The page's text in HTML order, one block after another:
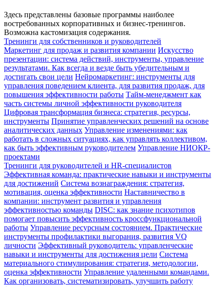
Здесь представлены базовые программы наиболее
востребованных корпоративных и бизнес-тренингов.
Возможна кастомизация содержания.
Тренинги для собственников и руководителей
Маркетинг для продаж и развития компании Искусство
презентации: система действий, инструменты, управление
результатами. Как всегда и везде быть убедительным и
достигать свои цели Нейромаркетинг: инструменты для
управления поведением клиента, для развития продаж, для
повышения эффективности работы Тайм-менеджмент как
часть системы личной эффективности руководителя
Цифровая трансформация бизнеса: стратегия, ресурсы,
инструменты Принятие управленческих решений на основе
аналитических данных Управление изменениями: как
работать в сложных ситуациях, как управлять коллективом,
как быть эффективным руководителем Управление НИОКР-
проектами
Тренинги для руководителей и HR-специалистов
Эффективная команда: практические навыки и инструменты
для достижений Система вознаграждения: стратегия,
мотивация, оценка эффективности Наставничество в
компании: инструмент развития и управления
эффективностью команды DISC: как знание психотипов
помогает повысить эффективность кроссфункциональной
работы Управление ресурсным состоянием. Практические
инструменты профилактики выгорания, развития VQ
личности Эффективный руководитель: управленческие
навыки и инструменты для достижения цели Система
материального стимулирования: стратегия, методологии,
оценка эффективности Управление удаленными командами.
Как организовать, систематизировать, улучшить работу